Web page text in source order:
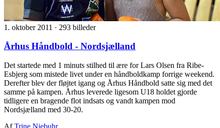
1. oktober 2011 · 293 billeder
Århus Håndbold - Nordsjælland
Det startede med 1 minuts stilhed til ære for Lars Olsen fra Ribe-
Esbjerg som mistede livet under en håndboldkamp forrige weekend.
Derefter blev der fløjtet igang og Århus Håndbold satte sig med det
samme på kampen. Århus leverede ligesom U18 holdet gjorde
tidligere en bragende flot indsats og vandt kampen mod
Nordsjælland med 30-20.
AfTrine Niebuhr